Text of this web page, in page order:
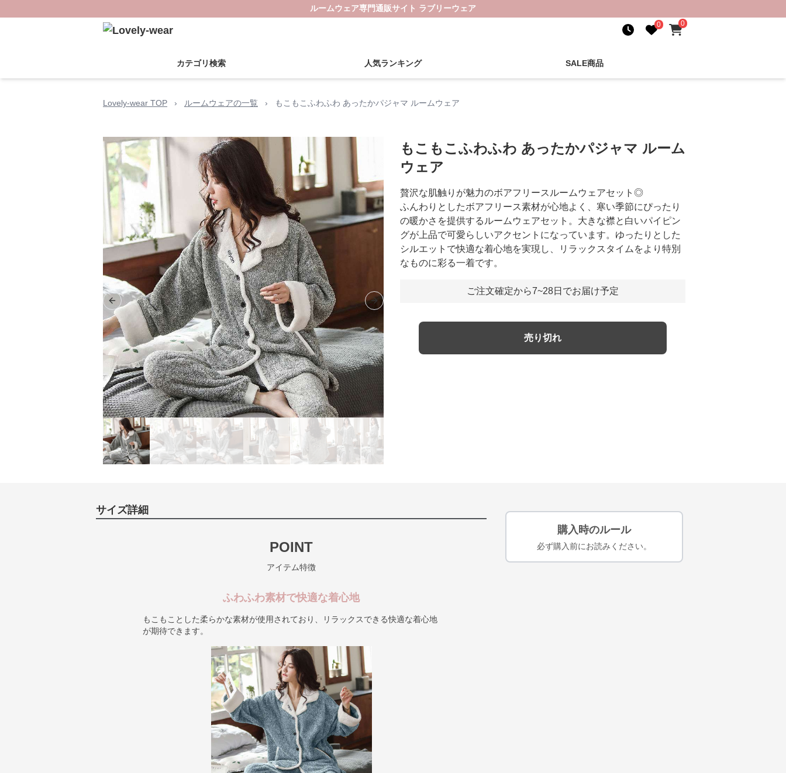
ルームウェア専門通販サイト ラブリーウェア
0 0
カテゴリ検索 人気ランキング SALE商品
Lovely-wear TOP › ルームウェアの一覧 › もこもこふわふわ あったかパジャマ ルームウェア
Previous slide Next slide
もこもこふわふわ あったかパジャマ ルーム
ウェア
贅沢な肌触りが魅力のボアフリースルームウェアセット◎
ふんわりとしたボアフリース素材が心地よく、寒い季節にぴったり
の暖かさを提供するルームウェアセット。大きな襟と白いパイピン
グが上品で可愛らしいアクセントになっています。ゆったりとした
シルエットで快適な着心地を実現し、リラックスタイムをより特別
なものに彩る一着です。
ご注文確定から7~28日でお届け予定
売り切れ
サイズ詳細
POINT
アイテム特徴
ふわふわ素材で快適な着心地
もこもことした柔らかな素材が使用されており、リラックスできる快適な着心地
が期待できます。
購入時のルール
必ず購入前にお読みください。